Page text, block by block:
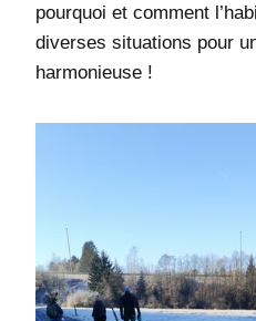
pourquoi et comment
diverses situations pour
harmonieuse !